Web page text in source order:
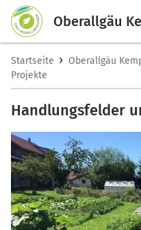
Oberallgäu
Startseite › Oberallgäu
Projekte
Handlungsfelder